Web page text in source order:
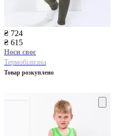
₴ 724
₴ 615
Носи своє
Термобілизна
Товар розкуплено